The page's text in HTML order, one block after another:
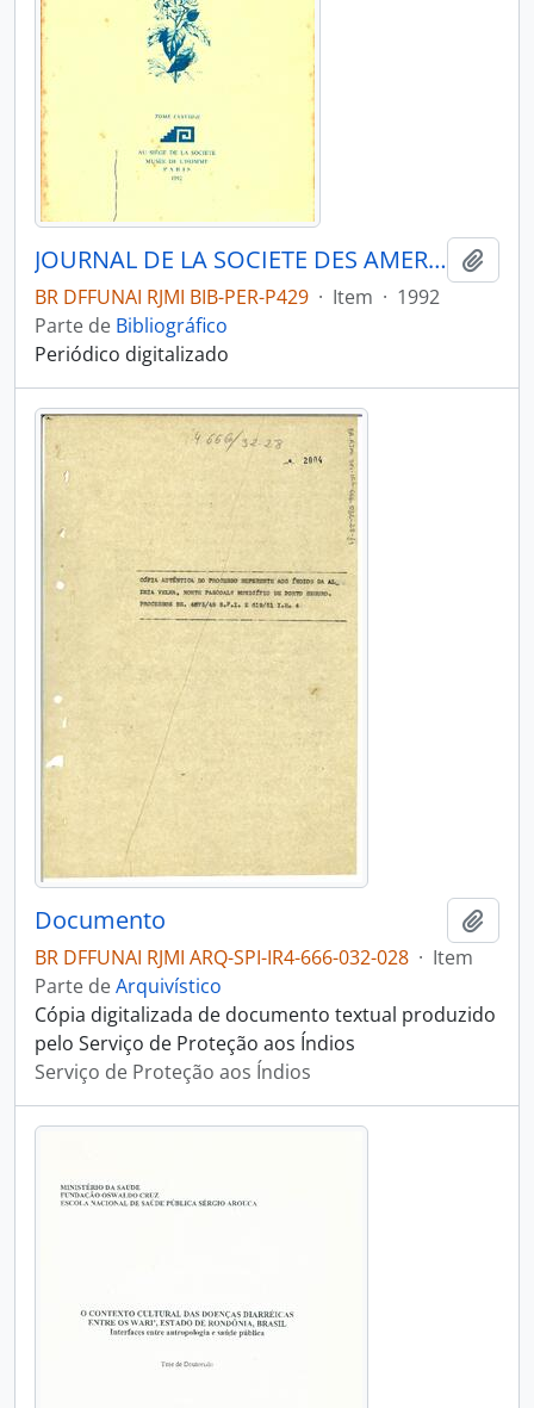
JOURNAL DE LA SOCIETE DES AMERICANISTES DE PARIS - PARIS FR MUSEE DE L HOMME - 1992 - Nº78 - 02
BR DFFUNAI RJMI BIB-PER-P429 · Item · 1992
Parte de Bibliográfico
Periódico digitalizado
Documento
BR DFFUNAI RJMI ARQ-SPI-IR4-666-032-028 · Item
Parte deArquivístico
Cópia digitalizada de documento textual produzido
pelo Serviço de Proteção aos Índios
Serviço de Proteção aos Índios